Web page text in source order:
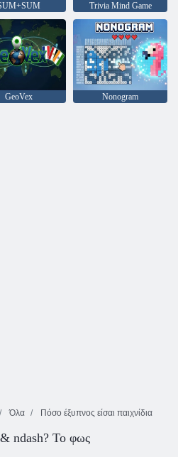
Trivia Mind Game
GeoVex Nonogram
Όλα Πόσο έξυπνος είσαι παιχνίδια
ndash? Το φως